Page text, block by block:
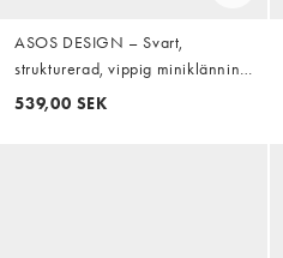
ASOS DESIGN – Svart,
strukturerad, vippig miniklänning
i bengalin med djup ringning
539,00 SEK